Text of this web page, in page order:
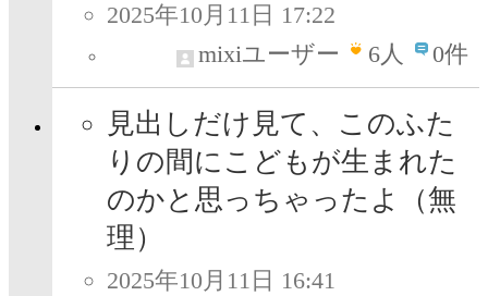
2025年10月11日 17:22
mixiユーザー
6人 0件
見出しだけ見て、このふた
りの間にこどもが生まれた
のかと思っちゃったよ（無
理）
2025年10月11日 16:41